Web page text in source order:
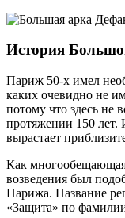
История
Париж 50-х имел
каких очевидно не
потому что здесь не
протяжении 150 лет.
вырастает
Как
возведения был
Парижа. Название
«Защита» по